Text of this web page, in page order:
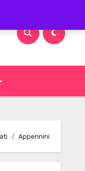
Appennini